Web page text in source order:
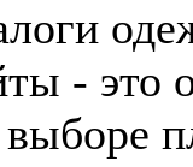
- это